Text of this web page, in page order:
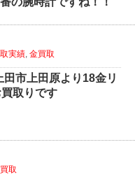
実績 ,金買取
田市上田原より18金リ
取りです
取